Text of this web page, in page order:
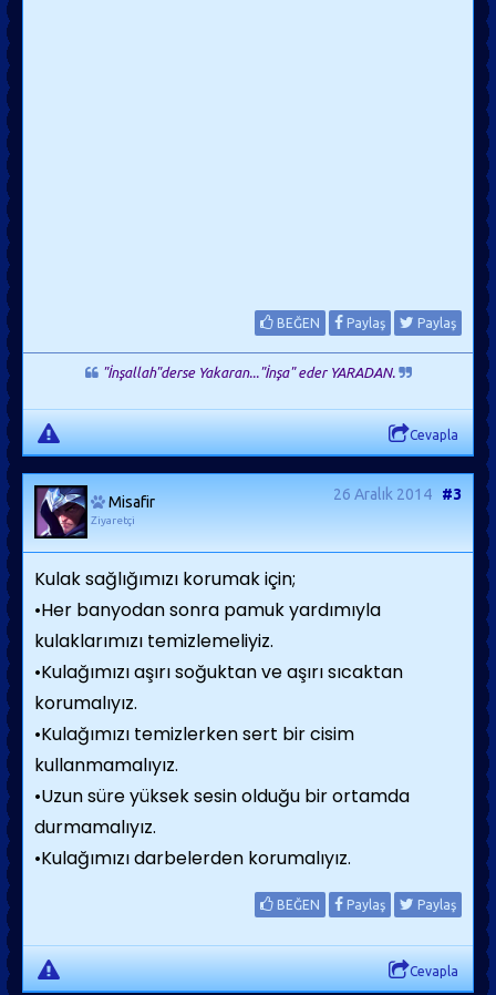
BEĞEN Paylaş Paylaş
"İnşallah"derse Yakaran..."İnşa" eder YARADAN.
Cevapla
Misafir
Ziyaretçi
26 Aralık 2014 #3
Kulak sağlığımızı korumak için;
•Her banyodan sonra pamuk yardımıyla
kulaklarımızı temizlemeliyiz.
•Kulağımızı aşırı soğuktan ve aşırı sıcaktan
korumalıyız.
•Kulağımızı temizlerken sert bir cisim
kullanmamalıyız.
•Uzun süre yüksek sesin olduğu bir ortamda
durmamalıyız.
•Kulağımızı darbelerden korumalıyız.
BEĞEN Paylaş Paylaş
Cevapla